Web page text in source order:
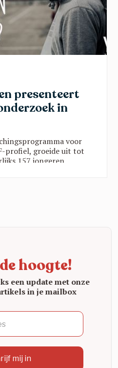
presenteert
in
voor
profiel, groeide uit tot
157 jongeren
hoogte!
een update met onze
in je mailbox